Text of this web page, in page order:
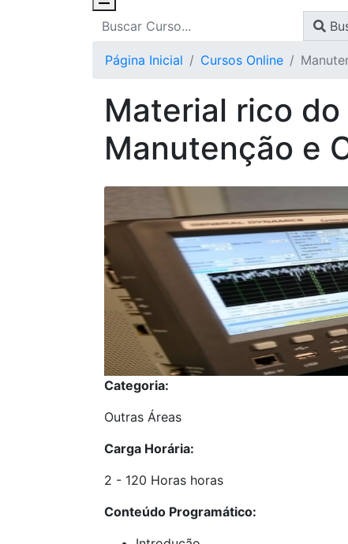
Página Inicial Cursos Online
Material rico do
Manutenção e
Categoria:
Outras Áreas
Carga Horária:
2 - 120 Horas horas
Conteúdo Programático: